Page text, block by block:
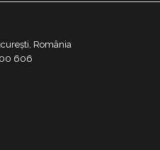
România
00 606